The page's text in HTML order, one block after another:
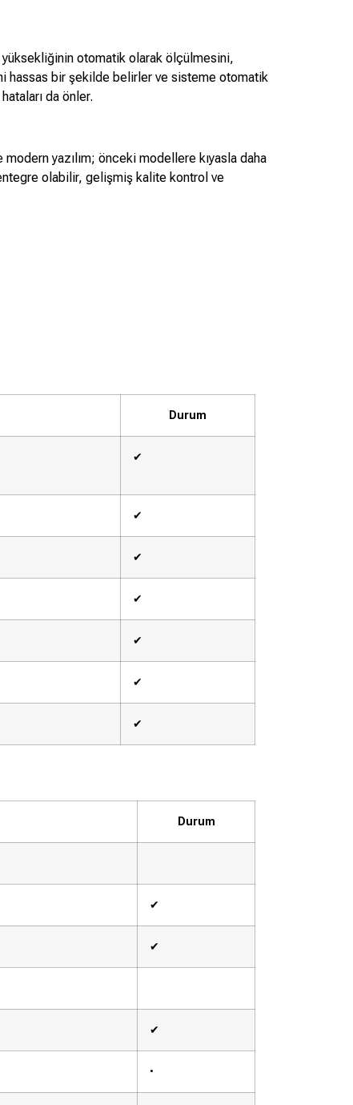
otomatik olarak ölçülmesini,
hassas bir şekilde belirler ve sisteme otomatik
da önler.
modern yazılım; önceki modellere kıyasla daha
olabilir, gelişmiş kalite kontrol ve
Durum
✔
✔
✔
✔
✔
✔
✔
Durum
✔
✔
✔
•